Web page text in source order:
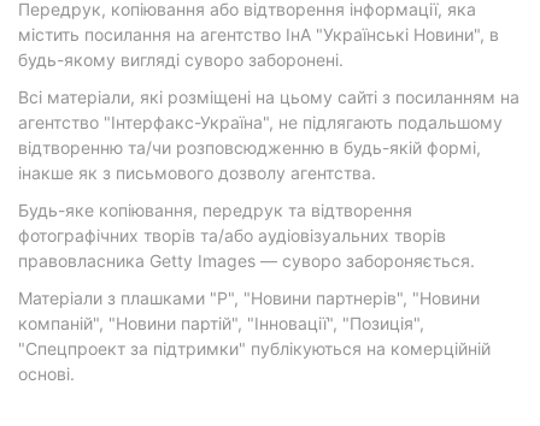
Передрук, копіювання або відтворення інформації, яка
містить посилання на агентство ІнА "Українські Новини", в
будь-якому вигляді суворо заборонені.
Всі матеріали, які розміщені на цьому сайті з посиланням на
агентство "Інтерфакс-Україна", не підлягають подальшому
відтворенню та/чи розповсюдженню в будь-якій формі,
інакше як з письмового дозволу агентства.
Будь-яке копіювання, передрук та відтворення
фотографічних творів та/або аудіовізуальних творів
правовласника Getty Images — суворо забороняється.
Матеріали з плашками "Р", "Новини партнерів", "Новини
компаній", "Новини партій", "Інновації", "Позиція",
"Спецпроект за підтримки" публікуються на комерційній
основі.